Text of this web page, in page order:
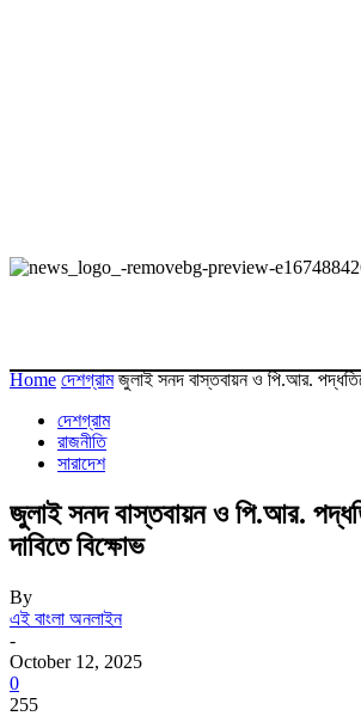
Home দেশগ্রাম জুলাই সনদ বাস্তবায়ন ও পি.আর. পদ্ধতিতে
দেশগ্রাম
রাজনীতি
সারাদেশ
জুলাই সনদ বাস্তবায়ন ও পি.আর.
দাবিতে বিক্ষোভ
By
এই বাংলা অনলাইন
-
October 12, 2025
0
255